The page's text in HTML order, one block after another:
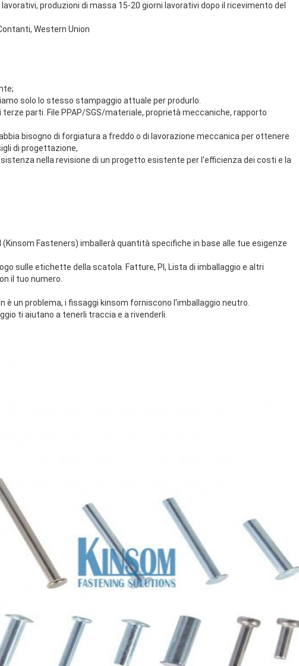
produzioni di massa 15-20 giorni lavorativi dopo il ricevimento del
Western Union
solo lo stesso stampaggio attuale per produrlo.
terze parti. File PPAP/SGS/materiale, proprietà meccaniche, rapporto
bisogno di forgiatura a freddo o di lavorazione meccanica per ottenere
di progettazione,
nella revisione di un progetto esistente per l'efficienza dei costi e la
(Kinsom Fasteners) imballerà quantità specifiche in base alle tue esigenze
sulle etichette della scatola. Fatture, PI, Lista di imballaggio e altri
il tuo numero.
è un problema, i fissaggi kinsom forniscono l'imballaggio neutro.
ti aiutano a tenerli traccia e a rivenderli.